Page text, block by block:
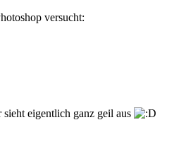
versucht:
eigentlich ganz geil aus